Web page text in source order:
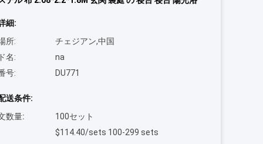
細:
所:
チェジアン,中国
名:
na
号:
DU771
送条件:
数量:
100セット
$114.40/sets 100-299 sets